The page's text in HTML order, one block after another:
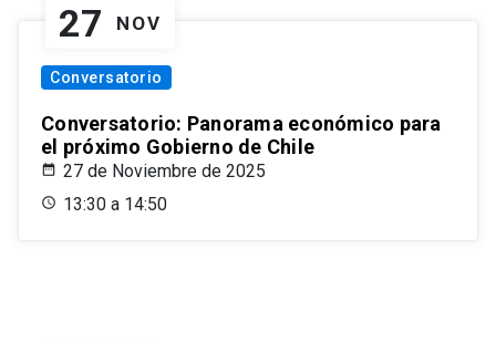
27 NOV
Conversatorio
Conversatorio: Panorama económico para
el próximo Gobierno de Chile
27 de Noviembre de 2025
13:30 a 14:50